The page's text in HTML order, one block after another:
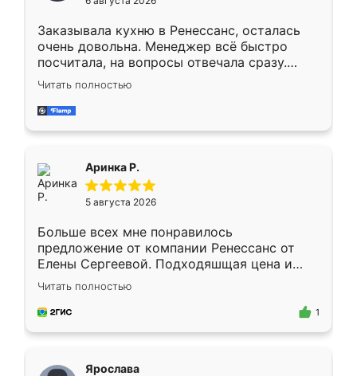
мебели буду заказывать только здесь.
Заказывала кухню в Ренессанс, осталась
очень довольна. Менеджер всё быстро
посчитала, на вопросы отвечала сразу.
Замерщик приехал в субботу, подошёл к
делу со всей ответственностью. Собрали
за день, ребята работали аккуратно, даже
Читать полностью
Аринка Р.
5 августа 2026
Больше всех мне понравилось
предложение от компании Ренессанс от
Елены Сергеевой. Подходяшщая цена и
короткие сроки изготовления. Приехавший
для замера сотрудник Владислав
предложил по моему эскизу самый
Читать полностью
1
Ярослава